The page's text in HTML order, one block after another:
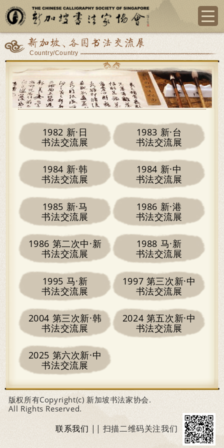
新加坡、各国书法交流展
Country/Country
1982 新·日
书法交流展
1983 新·台
书法交流展
1984 新·韩
书法交流展
1984 新·中
书法交流展
1985 新·马
书法交流展
1986 新·港
书法交流展
1986 第二次中·新
书法交流展
1988 马·新
书法交流展
1995 马·新
书法交流展
1997 第三次新·中
书法交流展
2004 第三次新·韩
书法交流展
2024 第五次新·中
书法交流展
2025 第六次新·中
书法交流展
版权所有Copyright(c) 新加坡书法家协会.
All Rights Reserved.
联系我们 || 扫描二维码关注我们